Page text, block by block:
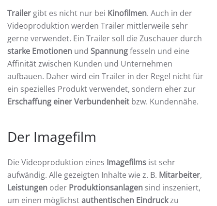
Trailer gibt es nicht nur bei Kinofilmen. Auch in der
Videoproduktion werden Trailer mittlerweile sehr
gerne verwendet. Ein Trailer soll die Zuschauer durch
starke Emotionen und Spannungfesseln und eine
Affinität zwischen Kunden und Unternehmen
aufbauen. Daher wird ein Trailer in der Regel nicht für
ein spezielles Produkt verwendet, sondern eher zur
Erschaffung einer Verbundenheit bzw. Kundennähe.
Der Imagefilm
Die Videoproduktion eines Imagefilms ist sehr
aufwändig. Alle gezeigten Inhalte wie z. B. Mitarbeiter,
Leistungen oder Produktionsanlagen sind inszeniert,
um einen möglichstauthentischen Eindruckzu